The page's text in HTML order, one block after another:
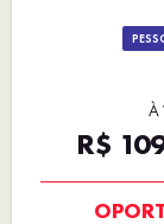
À
R$
NOVA